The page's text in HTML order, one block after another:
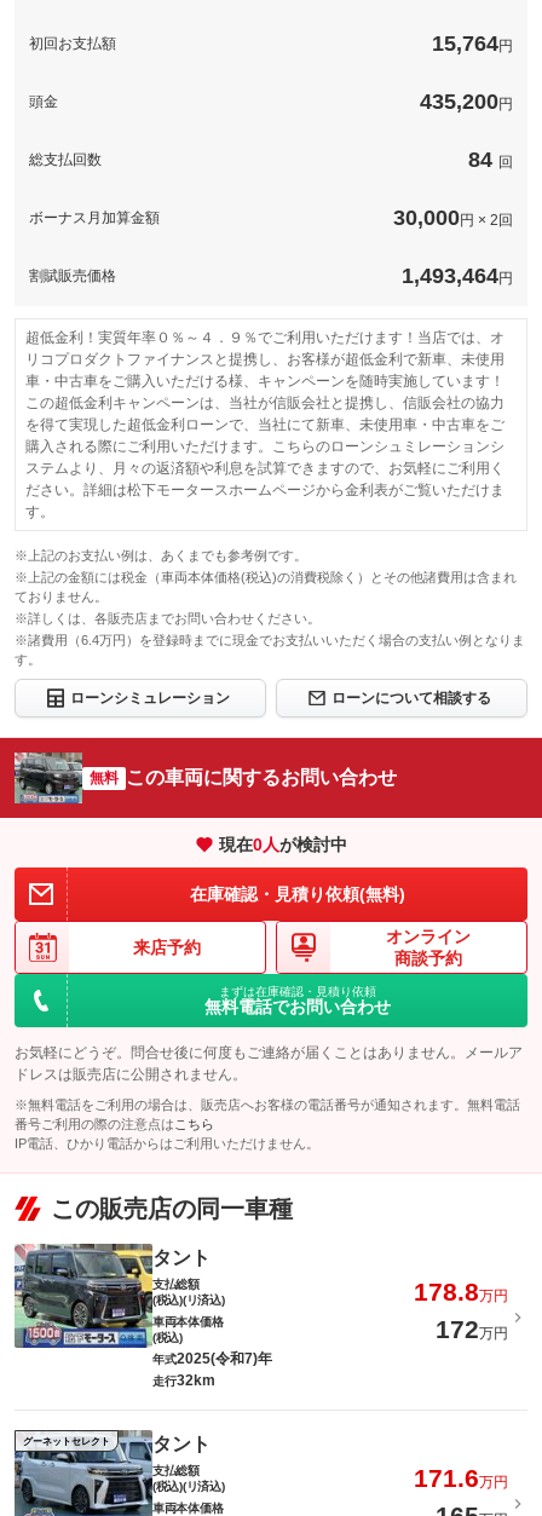
このパックの見積もり依頼（無料）
備考
■■■ビックリ価格■■■ ナビ本体７９，０００円＋取付工賃１
備考
このパックの見積もり依頼（無料）
初回お支払額 15,764円
頭金 435,200円
総支払回数 84 回
ボーナス月加算金額 30,000円 × 2回
割賦販売価格 1,493,464円
超低金利！実質年率０％～４．９％でご利用いただけます！当店では、オ
リコプロダクトファイナンスと提携し、お客様が超低金利で新車、未使用
車・中古車をご購入いただける様、キャンペーンを随時実施しています！
この超低金利キャンペーンは、当社が信販会社と提携し、信販会社の協力
を得て実現した超低金利ローンで、当社にて新車、未使用車・中古車をご
購入される際にご利用いただけます。こちらのローンシュミレーションシ
ステムより、月々の返済額や利息を試算できますので、お気軽にご利用く
ださい。詳細は松下モータースホームページから金利表がご覧いただけま
す。
※上記のお支払い例は、あくまでも参考例です。
※上記の金額には税金（車両本体価格(税込)の消費税除く）とその他諸費用は含まれ
ておりません。
※詳しくは、各販売店までお問い合わせください。
※諸費用（6.4万円）を登録時までに現金でお支払いいただく場合の支払い例となりま
す。
ローンシミュレーション ローンについて相談する
無料 この車両に関するお問い合わせ
現在0人が検討中
在庫確認・見積り依頼(無料)
来店予約
オンライン
商談予約
まずは在庫確認・見積り依頼
無料電話でお問い合わせ
お気軽にどうぞ。問合せ後に何度もご連絡が届くことはありません。メールア
ドレスは販売店に公開されません。
※無料電話をご利用の場合は、販売店へお客様の電話番号が通知されます。無料電話
番号ご利用の際の注意点は こちら
IP電話、ひかり電話からはご利用いただけません。
この販売店の同一車種
タント
支払総額
(税込)(リ済込)
178.8万円
車両本体価格
(税込)
172万円
年式2025(令和7)年
走行32km
グーネットセレクト タント
支払総額
(税込)(リ済込)
171.6万円
車両本体価格